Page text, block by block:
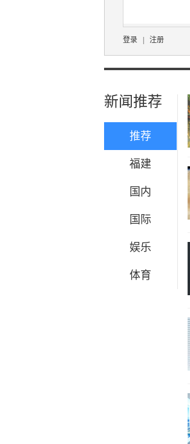
登录 注册
新闻推荐
推荐
福建
国内
国际
娱乐
体育